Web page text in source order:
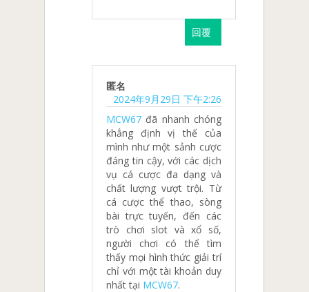
回覆
匿名
2024年9月29日 下午2:26
MCW67 đã nhanh chóng
khẳng định vị thế của
mình như một sảnh cược
đáng tin cậy, với các dịch
vụ cá cược đa dạng và
chất lượng vượt trội. Từ
cá cược thể thao, sòng
bài trực tuyến, đến các
trò chơi slot và xổ số,
người chơi có thể tìm
thấy mọi hình thức giải trí
chỉ với một tài khoản duy
nhất tại MCW67.